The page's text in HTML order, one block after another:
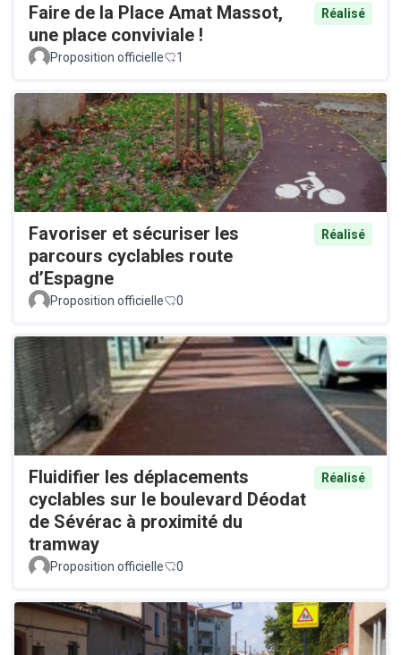
Faire de la Place Amat Massot,
une place conviviale !
Réalisé
Proposition officielle 1
Favoriser et sécuriser les
parcours cyclables route
d’Espagne
Réalisé
Proposition officielle 0
Fluidifier les déplacements
cyclables sur le boulevard Déodat
de Sévérac à proximité du
tramway
Réalisé
Proposition officielle 0